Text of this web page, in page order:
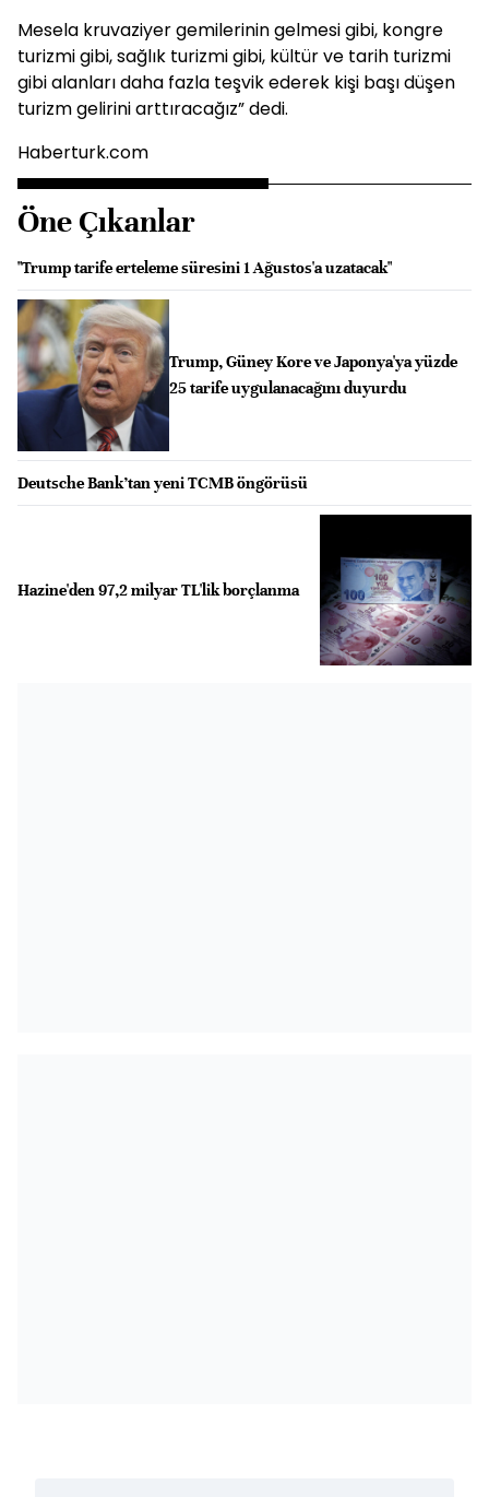
Mesela kruvaziyer gemilerinin gelmesi gibi, kongre
turizmi gibi, sağlık turizmi gibi, kültür ve tarih turizmi
gibi alanları daha fazla teşvik ederek kişi başı düşen
turizm gelirini arttıracağız” dedi.
Haberturk.com
Öne Çıkanlar
"Trump tarife erteleme süresini 1 Ağustos'a uzatacak"
Trump, Güney Kore ve Japonya'ya yüzde
25 tarife uygulanacağını duyurdu
Deutsche Bank’tan yeni TCMB öngörüsü
Hazine'den 97,2 milyar TL'lik borçlanma